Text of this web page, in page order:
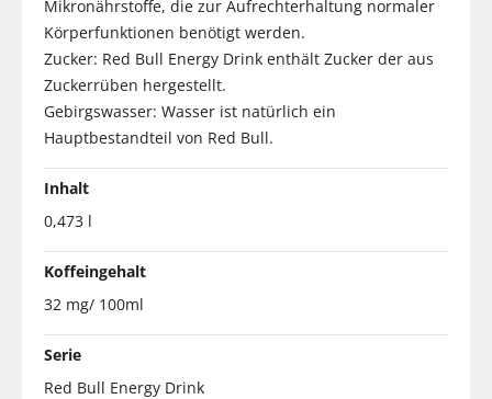
Mikronährstoffe, die zur Aufrechterhaltung normaler
Körperfunktionen benötigt werden.
Zucker: Red Bull Energy Drink enthält Zucker der aus
Zuckerrüben hergestellt.
Gebirgswasser: Wasser ist natürlich ein
Hauptbestandteil von Red Bull.
Inhalt
0,473 l
Koffeingehalt
32 mg/ 100ml
Serie
Red Bull Energy Drink